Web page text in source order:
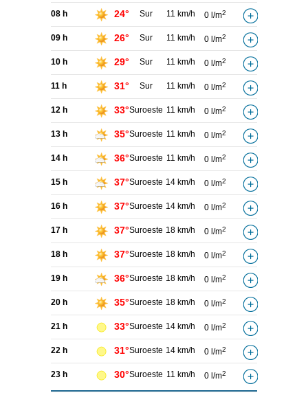
08 h 24° Sur 11 km/h 0 l/m2
09 h 26° Sur 11 km/h 0 l/m2
10 h 29° Sur 11 km/h 0 l/m2
11 h 31° Sur 11 km/h 0 l/m2
12 h 33°Suroeste 11 km/h 0 l/m2
13 h 35°Suroeste 11 km/h 0 l/m2
14 h 36°Suroeste 11 km/h 0 l/m2
15 h 37°Suroeste 14 km/h 0 l/m2
16 h 37°Suroeste 14 km/h 0 l/m2
17 h 37°Suroeste 18 km/h 0 l/m2
18 h 37°Suroeste 18 km/h 0 l/m2
19 h 36°Suroeste 18 km/h 0 l/m2
20 h 35°Suroeste 18 km/h 0 l/m2
21 h 33°Suroeste 14 km/h 0 l/m2
22 h 31°Suroeste 14 km/h 0 l/m2
23 h 30°Suroeste 11 km/h 0 l/m2